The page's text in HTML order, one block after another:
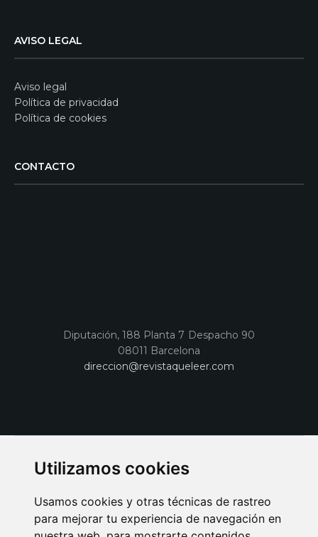
Utilizamos cookies
Usamos cookies y otras técnicas de rastreo
para mejorar tu experiencia de navegación en
AVISO LEGAL
Aviso legal
Política de privacidad
Política de cookies
CONTACTO
Diputación, 188 Planta 7 Despacho 90
08011 Barcelona
direccion@revistaqueleer.com